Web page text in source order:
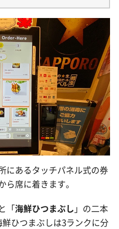
にあるタッチパネル式の券
席に着きます。
「海鮮ひつまぶし 」の二本
ひつまぶしは3ランクに分